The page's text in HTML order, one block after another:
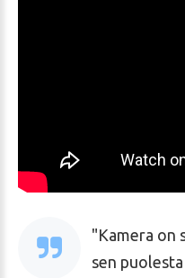
Kamera on
sen